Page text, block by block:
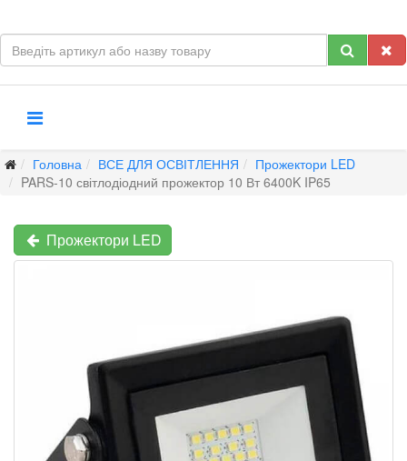
Головна ВСЕ ДЛЯ ОСВІТЛЕННЯ
Прожектори LED
PARS-10 світлодіодний прожектор 10 Вт 6400K IP65
Прожектори LED